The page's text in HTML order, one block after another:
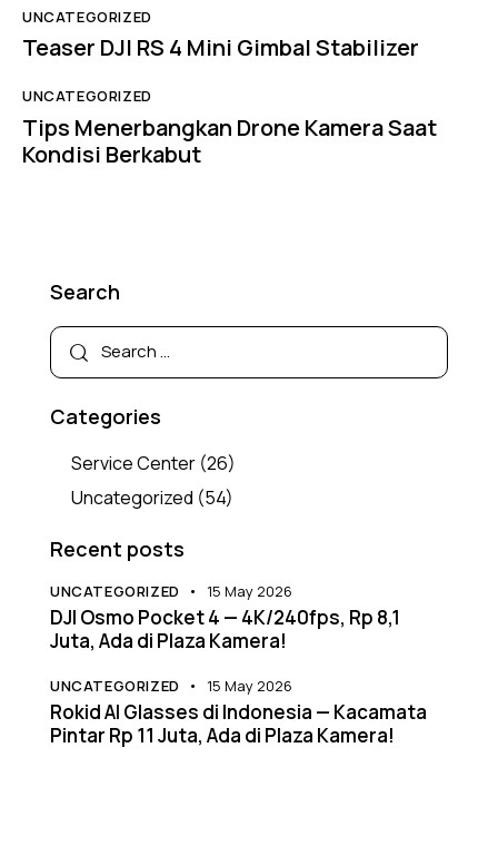
UNCATEGORIZED
Teaser DJI RS 4 Mini Gimbal Stabilizer
UNCATEGORIZED
Tips Menerbangkan Drone Kamera Saat
Kondisi Berkabut
Search
Categories
Service Center (26)
Uncategorized (54)
Recent posts
UNCATEGORIZED 15 May 2026
DJI Osmo Pocket 4 — 4K/240fps, Rp 8,1
Juta, Ada di Plaza Kamera!
UNCATEGORIZED 15 May 2026
Rokid AI Glasses di Indonesia — Kacamata
Pintar Rp 11 Juta, Ada di Plaza Kamera!